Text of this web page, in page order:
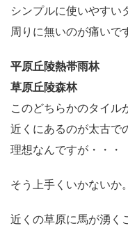
シンプルに使いやすい
周りに無いのが痛いで
平原丘陵熱帯雨林
草原丘陵森林
このどちらかのタイル
近くにあるのが太古で
理想なんですが・・・
そう上手くいかないか。
近くの草原に馬が湧く